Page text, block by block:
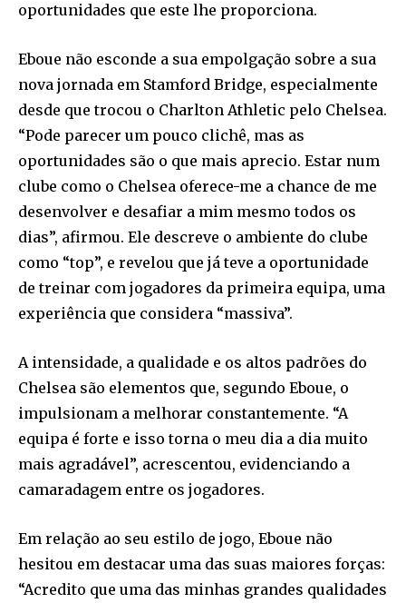
oportunidades que este lhe proporciona.
Eboue não esconde a sua empolgação sobre a sua
nova jornada em Stamford Bridge, especialmente
desde que trocou o Charlton Athletic pelo Chelsea.
“Pode parecer um pouco clichê, mas as
oportunidades são o que mais aprecio. Estar num
clube como o Chelsea oferece-me a chance de me
desenvolver e desafiar a mim mesmo todos os
dias”, afirmou. Ele descreve o ambiente do clube
como “top”, e revelou que já teve a oportunidade
de treinar com jogadores da primeira equipa, uma
experiência que considera “massiva”.
A intensidade, a qualidade e os altos padrões do
Chelsea são elementos que, segundo Eboue, o
impulsionam a melhorar constantemente. “A
equipa é forte e isso torna o meu dia a dia muito
mais agradável”, acrescentou, evidenciando a
camaradagem entre os jogadores.
Em relação ao seu estilo de jogo, Eboue não
hesitou em destacar uma das suas maiores forças:
“Acredito que uma das minhas grandes qualidades